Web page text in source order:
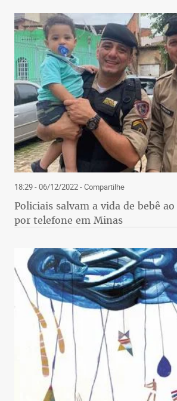
18:29 - 06/12/2022- Compartilhe
Policiais salvam a vida de bebê
por telefone em Minas